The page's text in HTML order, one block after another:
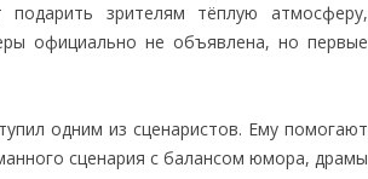
зрителям тёплую атмосферу,
официально не объявлена, но первые
одним из сценаристов. Ему помогают
сценария с балансом юмора, драмы